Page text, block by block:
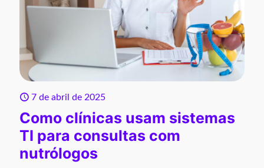
7 de abril de 2025
Como clínicas usam sistemas
TI para consultas com
nutrólogos